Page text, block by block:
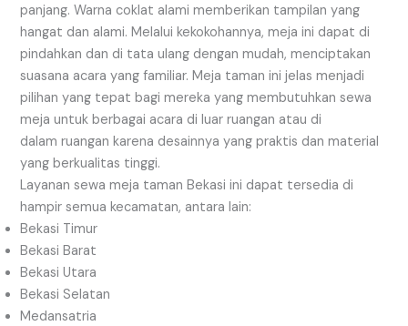
panjang. Warna coklat alami memberikan tampilan yang
hangat dan alami. Melalui kekokohannya, meja ini dapat di
pindahkan dan di tata ulang dengan mudah, menciptakan
suasana acara yang familiar. Meja taman ini jelas menjadi
pilihan yang tepat bagi mereka yang membutuhkan sewa
meja untuk berbagai acara di luar ruangan atau di
dalam ruangan karena desainnya yang praktis dan material
yang berkualitas tinggi.
Layanan sewa meja taman Bekasi ini dapat tersedia di
hampir semua kecamatan, antara lain:
Bekasi Timur
Bekasi Barat
Bekasi Utara
Bekasi Selatan
Medansatria